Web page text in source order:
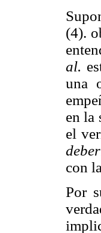
(4).
al.
una
en la
el
con
Por